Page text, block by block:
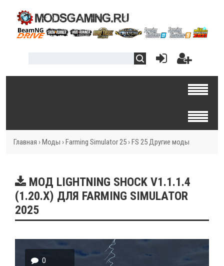
Главная › Моды › Farming Simulator 25 › FS 25 Другие моды
МОД LIGHTNING SHOCK V1.1.1.4
(1.20.X) ДЛЯ FARMING SIMULATOR
2025
0